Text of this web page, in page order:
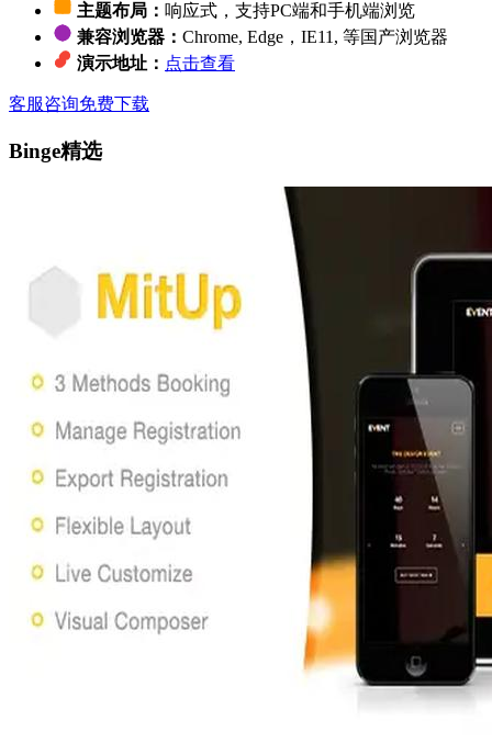
主题布局： 响应式，支持PC端和手机端浏览
兼容浏览器： Chrome, Edge，IE11, 等国产浏览器
演示地址： 点击查看
客服咨询免费下载
Binge精选